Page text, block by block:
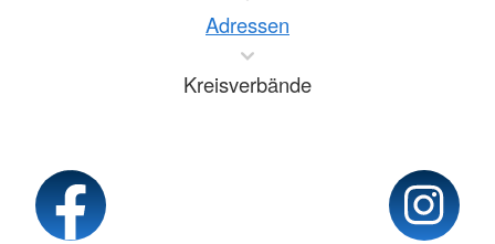
Adressen
Kreisverbände